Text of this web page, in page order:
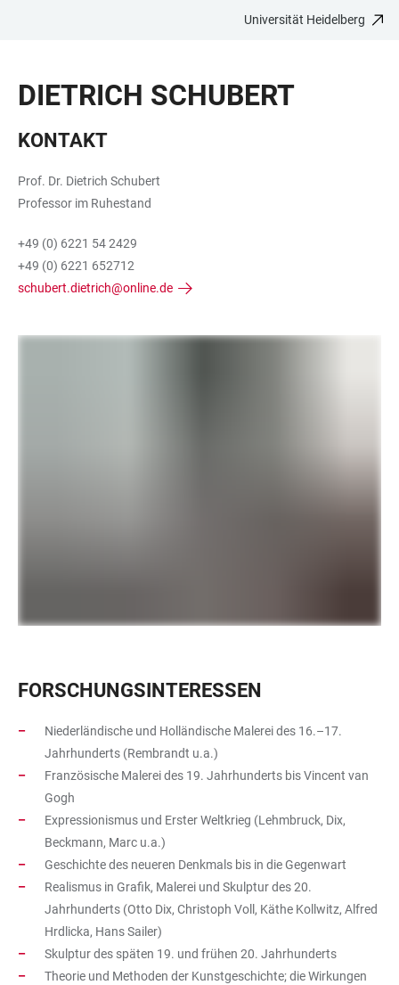
BARRIEREFREIHEIT
Universität Heidelberg
DIETRICH SCHUBERT
KONTAKT
Prof. Dr. Dietrich Schubert
Professor im Ruhestand
+49 (0) 6221 54 2429
+49 (0) 6221 652712
schubert.dietrich@online.de
FORSCHUNGSINTERESSEN
Niederländische und Holländische Malerei des 16.–17.
Jahrhunderts (Rembrandt u.a.)
Französische Malerei des 19. Jahrhunderts bis Vincent van
Gogh
Expressionismus und Erster Weltkrieg (Lehmbruck, Dix,
Beckmann, Marc u.a.)
Geschichte des neueren Denkmals bis in die Gegenwart
Realismus in Grafik, Malerei und Skulptur des 20.
Jahrhunderts (Otto Dix, Christoph Voll, Käthe Kollwitz, Alfred
Hrdlicka, Hans Sailer)
Skulptur des späten 19. und frühen 20. Jahrhunderts
Theorie und Methoden der Kunstgeschichte; die Wirkungen